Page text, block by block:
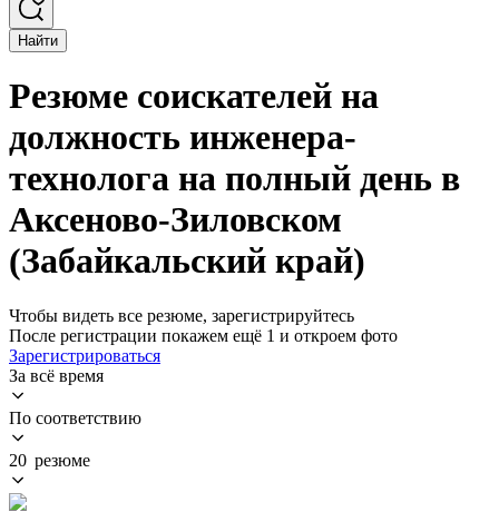
Найти
Резюме соискателей на
должность инженера-
технолога на полный день в
Аксеново-Зиловском
(Забайкальский край)
Чтобы видеть все резюме, зарегистрируйтесь
После регистрации покажем ещё 1 и откроем фото
Зарегистрироваться
За всё время
По соответствию
20 резюме